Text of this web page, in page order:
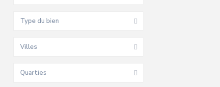
Type du bien
Villes
Quarties